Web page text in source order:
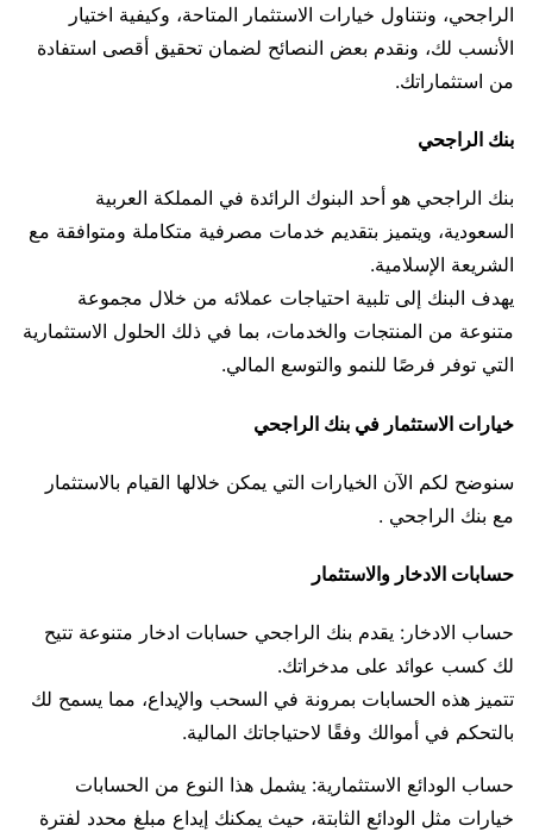
الراجحي، ونتناول خيارات الاستثمار المتاحة، وكيفية اختيار
الأنسب لك، ونقدم بعض النصائح لضمان تحقيق أقصى استفادة
من استثماراتك.
بنك الراجحي
بنك الراجحي هو أحد البنوك الرائدة في المملكة العربية
السعودية، ويتميز بتقديم خدمات مصرفية متكاملة ومتوافقة مع
الشريعة الإسلامية.
يهدف البنك إلى تلبية احتياجات عملائه من خلال مجموعة
متنوعة من المنتجات والخدمات، بما في ذلك الحلول الاستثمارية
التي توفر فرصًا للنمو والتوسع المالي.
خيارات الاستثمار في بنك الراجحي
سنوضح لكم الآن الخيارات التي يمكن خلالها القيام بالاستثمار
مع بنك الراجحي .
حسابات الادخار والاستثمار
حساب الادخار: يقدم بنك الراجحي حسابات ادخار متنوعة تتيح
لك كسب عوائد على مدخراتك.
تتميز هذه الحسابات بمرونة في السحب والإيداع، مما يسمح لك
بالتحكم في أموالك وفقًا لاحتياجاتك المالية.
حساب الودائع الاستثمارية: يشمل هذا النوع من الحسابات
خيارات مثل الودائع الثابتة، حيث يمكنك إيداع مبلغ محدد لفترة